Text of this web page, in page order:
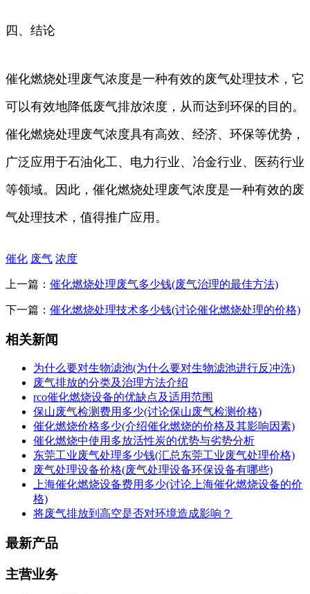
四、结论
催化燃烧处理废气浓度是一种有效的废气处理技术，它
可以有效地降低废气排放浓度，从而达到环保的目的。
催化燃烧处理废气浓度具有高效、经济、环保等优势，
广泛应用于石油化工、电力行业、冶金行业、医药行业
等领域。因此，催化燃烧处理废气浓度是一种有效的废
气处理技术，值得推广应用。
催化 废气 浓度
上一篇： 催化燃烧处理废气多少钱(废气治理的最佳方法)
下一篇： 催化燃烧处理技术多少钱(讨论催化燃烧处理的价格)
相关新闻
为什么要对生物滤池(为什么要对生物滤池进行反冲洗)
废气排放的分类及治理方法介绍
rco催化燃烧设备的优缺点及适用范围
保山废气检测费用多少(讨论保山废气检测价格)
催化燃烧价格多少(介绍催化燃烧的价格及其影响因素)
催化燃烧中使用多放活性炭的优势与劣势分析
东莞工业废气处理多少钱(汇总东莞工业废气处理价格)
废气处理设备价格(废气处理设备环保设备有哪些)
上海催化燃烧设备费用多少(讨论上海催化燃烧设备的价
格)
将废气排放到高空是否对环境造成影响？
最新产品
主营业务